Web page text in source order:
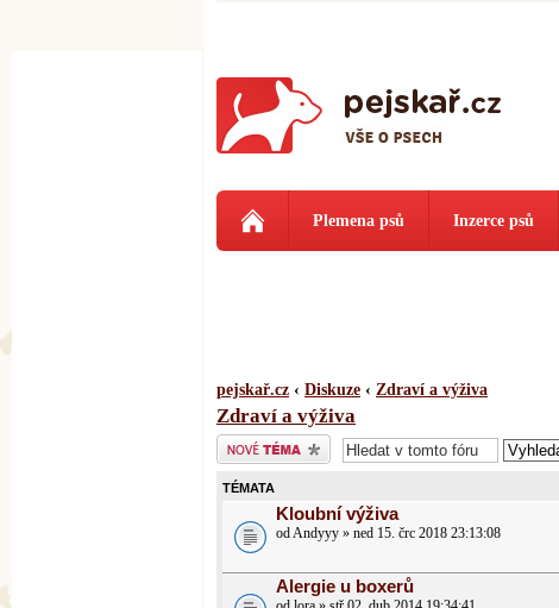
Plemena psů Inzerce psů
pejskař.cz ‹ Diskuze ‹ Zdraví a výživa
Zdraví a výživa
Odeslat nové téma
TÉMATA
Kloubní výživa
od Andyyy » ned 15. črc 2018 23:13:08
Alergie u boxerů